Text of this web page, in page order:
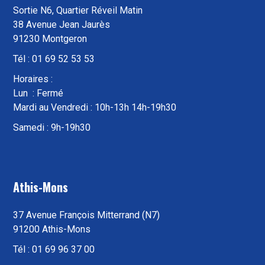
Sortie N6, Quartier Réveil Matin
38 Avenue Jean Jaurès
91230 Montgeron
Tél : 01 69 52 53 53
Horaires :
Lun : Fermé
Mardi au Vendredi : 10h-13h 14h-19h30
Samedi : 9h-19h30
Athis-Mons
37 Avenue François Mitterrand (N7)
91200 Athis-Mons
Tél : 01 69 96 37 00